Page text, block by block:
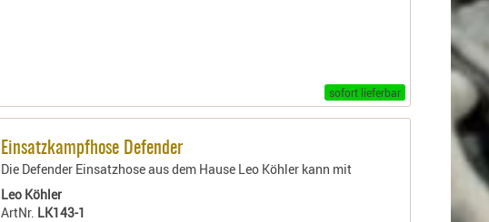
sofort lieferbar
Einsatzkampfhose Defender
Die Defender Einsatzhose aus dem Hause Leo Köhler kann mit
Leo Köhler
ArtNr. LK143-1